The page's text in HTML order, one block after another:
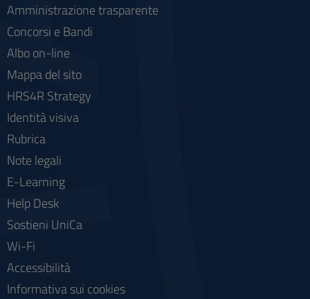
Amministrazione trasparente
Concorsi e Bandi
Albo on-line
Mappa del sito
HRS4R Strategy
Identità visiva
Rubrica
Note legali
E-Learning
Help Desk
Sostieni UniCa
Wi-Fi
Accessibilità
Informativa sui cookies